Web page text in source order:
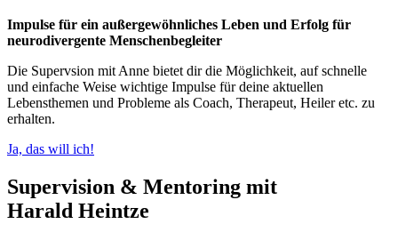
Impulse für ein außergewöhnliches Leben und Erfolg für
neurodivergente Menschenbegleiter
Die Supervsion mit Anne bietet dir die Möglichkeit, auf schnelle
und einfache Weise wichtige Impulse für deine aktuellen
Lebensthemen und Probleme als Coach, Therapeut, Heiler etc. zu
erhalten.
Ja, das will ich!
Supervision & Mentoring mit
Harald Heintze